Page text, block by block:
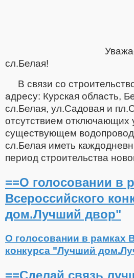
сл.Белая!
В связи со
адресу: Курская область,
сл.Белая, ул.Садовая и
отсутствием отключающих
существующем
сл.Белая иметь
период строительства
==О голосовании в
Всероссийского
дом.Лучший двор"
О голосовании в рамках
конкурса "Лучший
==Сделай связь